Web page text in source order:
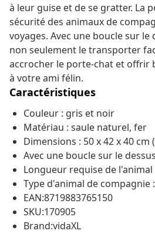
à leur guise et de se gratter. La
sécurité des animaux de
voyages. Avec une boucle sur le
non seulement le transporter
accrocher le porte-chat et offrir
à votre ami félin.
Caractéristiques
Couleur : gris et noir
Matériau : saule naturel, fer
Dimensions : 50 x 42 x 40 cm
Avec une boucle sur le dessus
Longueur requise de l'animal
Type d'animal de compagnie
EAN:8719883765150
SKU:170905
Brand:vidaXL